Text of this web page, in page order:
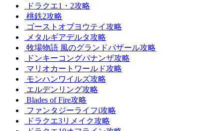
ドラクエ1・2攻略
桃鉄2攻略
ゴーストオブヨウテイ攻略
メタルギアデルタ攻略
牧場物語 風のグランドバザール攻略
ドンキーコングバナンザ攻略
マリオカートワールド攻略
モンハンワイルズ攻略
エルデンリング攻略
Blades of Fire攻略
ファンタジーライフi攻略
ドラクエ3リメイク攻略